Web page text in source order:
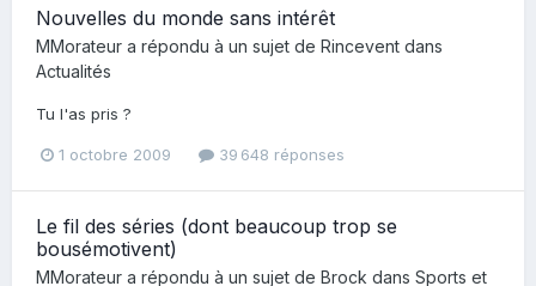
Nouvelles du monde sans intérêt
MMorateur a répondu à un sujet de Rincevent dans
Actualités
Tu l'as pris ?
1 octobre 2009 39 648 réponses
Le fil des séries (dont beaucoup trop se
bousémotivent)
MMorateur a répondu à un sujet de Brock dans Sports et